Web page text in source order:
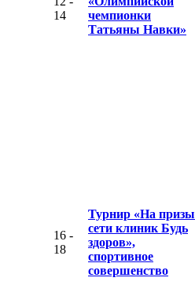
14
чемпионки
Татьяны Навки»
16 -
18
Турнир «На призы
сети клиник Будь
здоров»,
спортивное
совершенство